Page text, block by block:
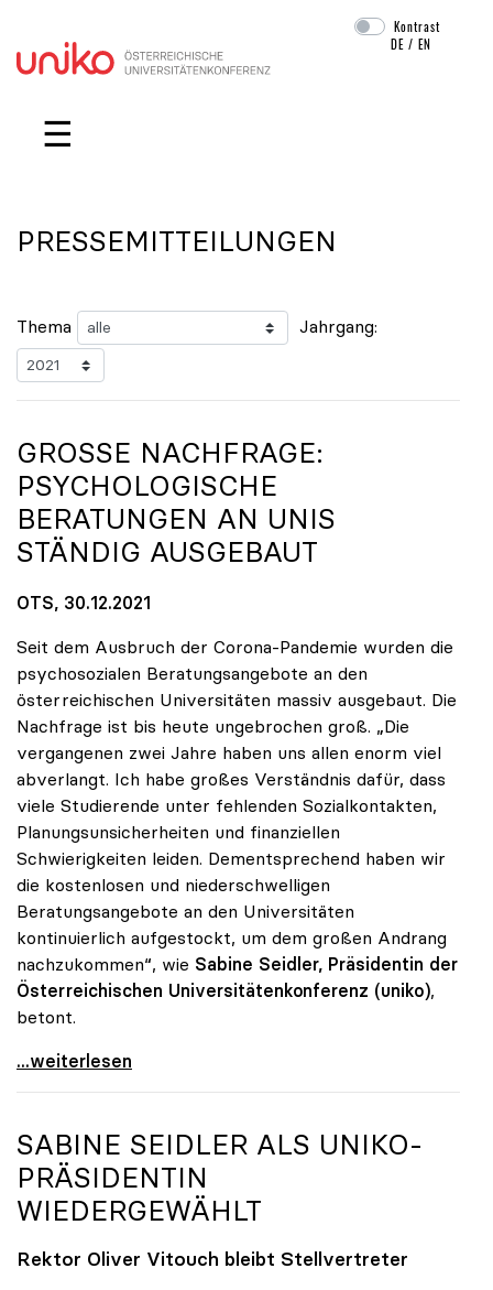
Navigation überspringen
Kontrast
DE /EN
☰
PRESSEMITTEILUNGEN
Thema Jahrgang:
GROSSE NACHFRAGE: P
SYCHOLOGISCHE B
ERATUNGEN AN UNIS S
TÄNDIG AUSGEBAUT
OTS, 30.12.2021
Seit dem Ausbruch der Corona-Pandemie wurden die
psychosozialen Beratungsangebote an den
österreichischen Universitäten massiv ausgebaut. Die
Nachfrage ist bis heute ungebrochen groß. „Die
vergangenen zwei Jahre haben uns allen enorm viel
abverlangt. Ich habe großes Verständnis dafür, dass
viele Studierende unter fehlenden Sozialkontakten,
Planungsunsicherheiten und finanziellen
Schwierigkeiten leiden. Dementsprechend haben wir
die kostenlosen und niederschwelligen
Beratungsangebote an den Universitäten
kontinuierlich aufgestockt, um dem großen Andrang
nachzukommen“, wie Sabine Seidler, Präsidentin der
Österreichischen Universitätenkonferenz (uniko),
betont.
Große Nachfrage: Psychologische Beratungen an Unis
...weiterlesen
SABINE SEIDLER ALS UNIKO-
PRÄSIDENTIN
WIEDERGEWÄHLT
Rektor Oliver Vitouch bleibt Stellvertreter